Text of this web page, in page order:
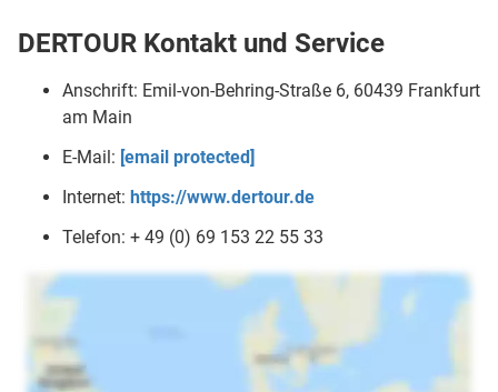
DERTOUR Kontakt und Service
Anschrift: Emil-von-Behring-Straße 6, 60439 Frankfurt
am Main
E-Mail: [email protected]
Internet: https://www.dertour.de
Telefon: + 49 (0) 69 153 22 55 33